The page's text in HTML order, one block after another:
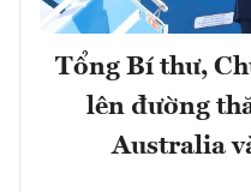
Tổng Bí thư,
lên đường
Australia